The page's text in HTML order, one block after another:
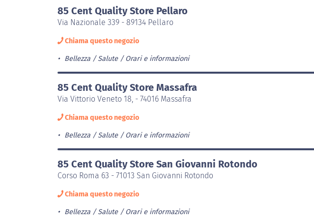
85 Cent Quality Store Pellaro
Via Nazionale 339 - 89134 Pellaro
Chiama questo negozio
Bellezza / Salute Orari e informazioni
85 Cent Quality Store Massafra
Via Vittorio Veneto 18, - 74016 Massafra
Chiama questo negozio
Bellezza / Salute Orari e informazioni
85 Cent Quality Store San Giovanni Rotondo
Corso Roma 63 - 71013 San Giovanni Rotondo
Chiama questo negozio
Bellezza / Salute Orari e informazioni